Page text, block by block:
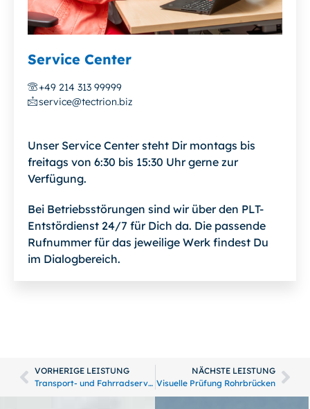
Service Center
+49 214 313 99999
service@tectrion.biz
Unser Service Center steht Dir montags bis
freitags von 6:30 bis 15:30 Uhr gerne zur
Verfügung.
Bei Betriebsstörungen sind wir über den PLT-
Entstördienst 24/7 für Dich da. Die passende
Rufnummer für das jeweilige Werk findest Du
im Dialogbereich.
VORHERIGE LEISTUNG
Transport- und Fahrradservice
NÄCHSTE LEISTUNG
Visuelle Prüfung Rohrbrücken